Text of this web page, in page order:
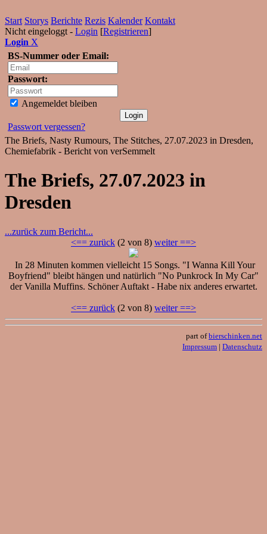
Start Storys Berichte Rezis Kalender Kontakt
Nicht eingeloggt - Login [Registrieren]
Login X
BS-Nummer oder Email:
Passwort:
Angemeldet bleiben
Passwort vergessen?
The Briefs, Nasty Rumours, The Stitches, 27.07.2023 in Dresden,
Chemiefabrik - Bericht von verSemmelt
The Briefs, 27.07.2023 in
Dresden
...zurück zum Bericht...
<== zurück (2 von 8) weiter ==>
In 28 Minuten kommen vielleicht 15 Songs. "I Wanna Kill Your
Boyfriend" bleibt hängen und natürlich "No Punkrock In My Car"
der Vanilla Muffins. Schöner Auftakt - Habe nix anderes erwartet.
<== zurück (2 von 8) weiter ==>
part ofbierschinken.net
Impressum | Datenschutz